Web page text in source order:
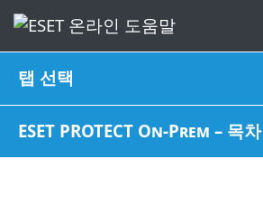
탭 선택
ESET PROTECT On-Prem – 목차